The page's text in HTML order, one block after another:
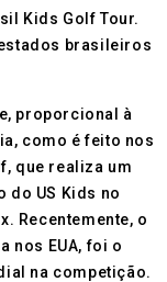
Kids Golf Tour.
brasileiros
proporcional à
como é feito nos
que realiza um
do US Kids no
Recentemente, o
nos EUA, foi o
na competição.